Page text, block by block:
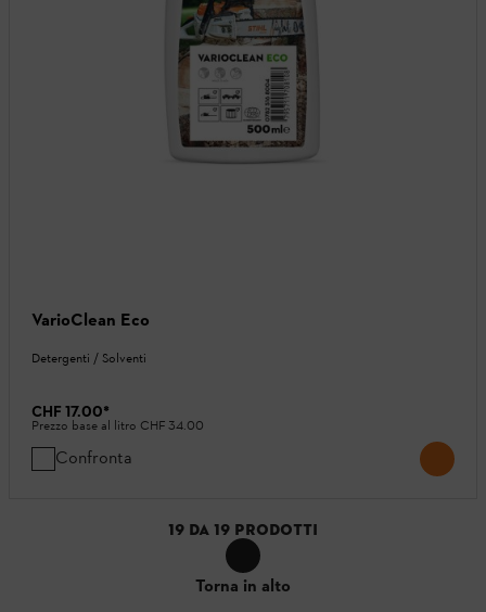
VarioClean Eco
Detergenti / Solventi
CHF 17.00*
Prezzo base al litro CHF 34.00
Confronta
19 DA 19 PRODOTTI
Torna in alto